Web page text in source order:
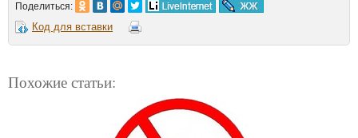
Поделиться:
Код для вставки
Похожие статьи: